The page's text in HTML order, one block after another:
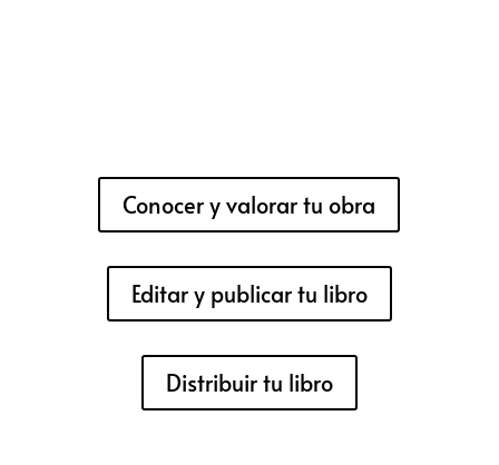
Conocer y valorar tu obra
Editar y publicar tu libro
Distribuir tu libro